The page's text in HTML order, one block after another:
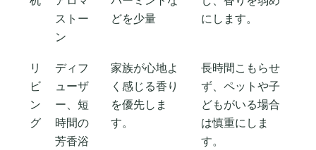
ストー
ン
どを少量
にします。
リ
ビ
ン
グ
ディフ
ューザ
ー、短
時間の
芳香浴
家族が心地よ
く感じる香り
を優先しま
す。
長時間こもらせ
ず、ペットや子
どもがいる場合
は慎重にしま
す。